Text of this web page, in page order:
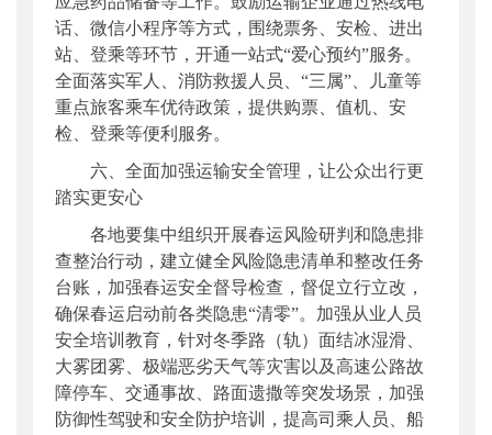
话、微信小程序等方式，围绕票务、安检、进出
站、登乘等环节，开通一站式“爱心预约”服务。
全面落实军人、消防救援人员、“三属”、儿童等
重点旅客乘车优待政策，提供购票、值机、安
检、登乘等便利服务。
六、全面加强运输安全管理，让公众出行更
踏实更安心
各地要集中组织开展春运风险研判和隐患排
查整治行动，建立健全风险隐患清单和整改任务
台账，加强春运安全督导检查，督促立行立改，
确保春运启动前各类隐患“清零”。加强从业人员
安全培训教育，针对冬季路（轨）面结冰湿滑、
大雾团雾、极端恶劣天气等灾害以及高速公路故
障停车、交通事故、路面遗撒等突发场景，加强
防御性驾驶和安全防护培训，提高司乘人员、船